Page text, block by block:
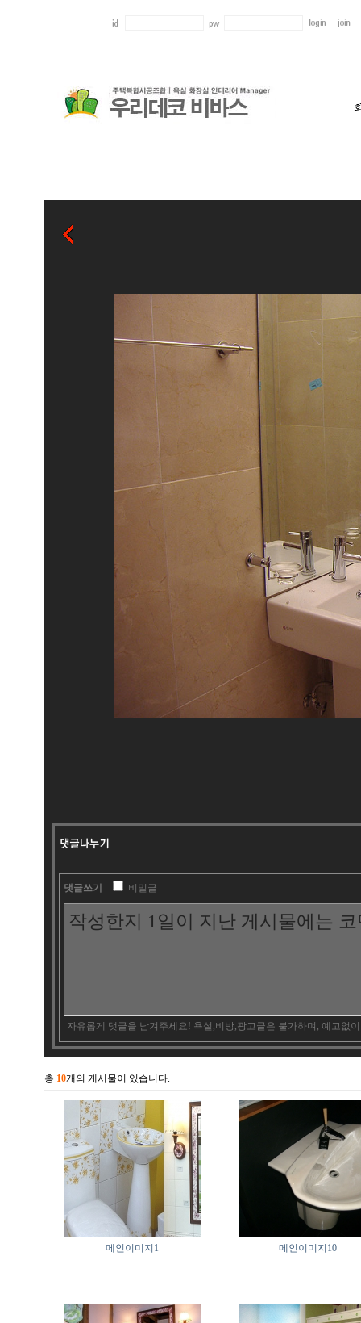
댓글쓰기 비밀글
자유롭게 댓글을 남겨주세요! 욕설,비방,광고글은 불가하며, 예고없
총 10개의 게시물이 있습니다.
메인이미지1 메인이미지10